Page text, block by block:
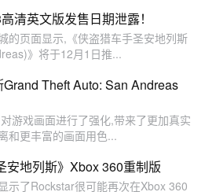
清英文版发售日期泄露！
的页面显示,《侠盗猎车手圣安地列斯
》将于12月1日推...
Theft Auto: San Andreas
游戏画面进行了强化,带来了更加真实
和更丰富的画面用色...
安地列斯》Xbox 360重制版
示了Rockstar很可能再次在Xbox 360